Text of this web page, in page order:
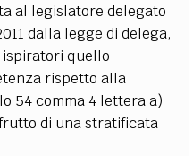
al legislatore delegato
dalla legge di delega,
quello
rispetto alla
54 comma 4 lettera a)
di una stratificata